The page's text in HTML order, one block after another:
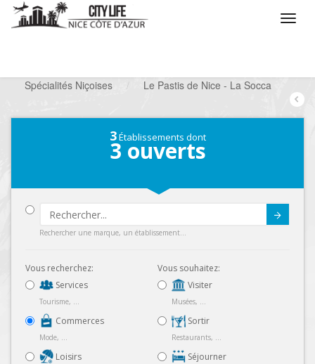
Spécialités Niçoises
Le Pastis de Nice - La Socca
3Établissements dont
3 ouverts
Rechercher une marque, un établissement...
Vous recherchez:
Services
Tourisme, ...
Commerces
Mode, ...
Loisirs
Vous souhaitez:
Visiter
Musées, ...
Sortir
Restaurants, ...
Séjourner